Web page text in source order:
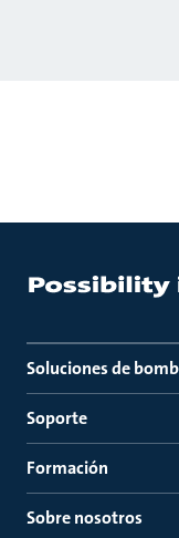
Soluciones de
Soporte
Formación
Sobre nosotros